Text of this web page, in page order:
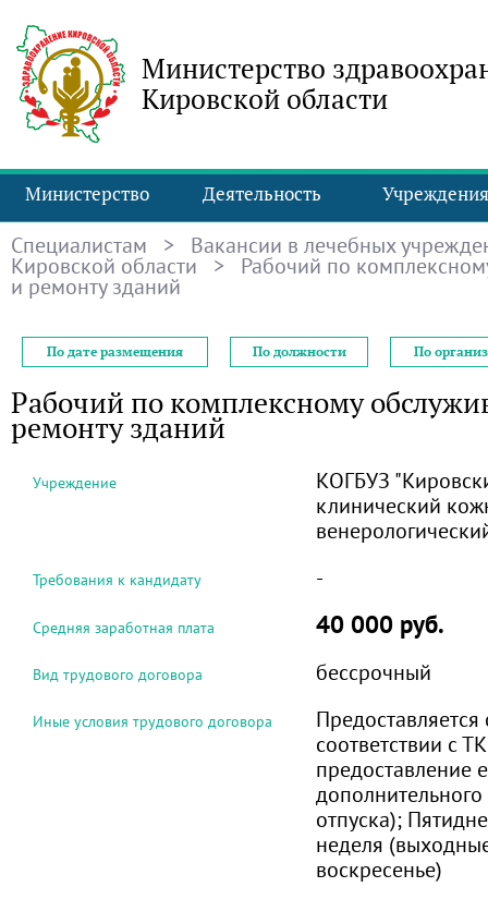
Министерство
Кировской области
Министерство Деятельность Учреждения
Специалистам > Вакансии в лечебных
Кировской области > Рабочий по
и ремонту зданий
По дате размещения По должности По
Рабочий по комплексному
ремонту зданий
Учреждение
КОГБУЗ
клинический
Требования к кандидату -
Средняя заработная плата 40 000 руб.
Вид трудового договора бессрочный
Иные условия трудового договора
Предоставляется
соответствии с
предоставление
отпуска);
неделя
воскресенье)